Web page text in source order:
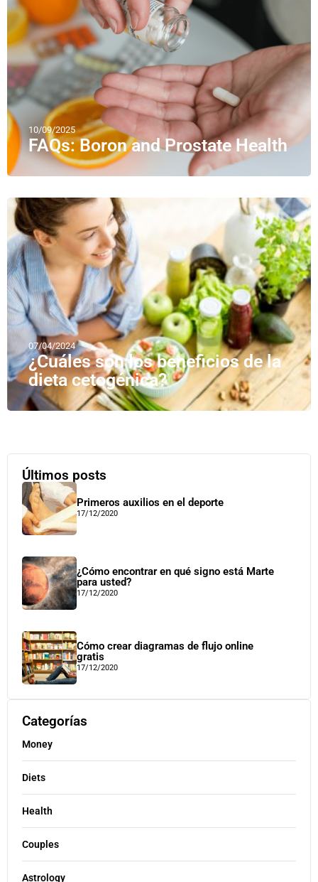
10/09/2025
FAQs: Boron and Prostate Health
07/04/2024
¿Cuáles son los beneficios de la
dieta cetogénica?
Últimos posts
Primeros auxilios en el deporte
17/12/2020
¿Cómo encontrar en qué signo está Marte
para usted?
17/12/2020
Cómo crear diagramas de flujo online
gratis
17/12/2020
Categorías
Money
Diets
Health
Couples
Astrology